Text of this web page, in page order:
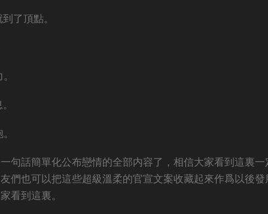
了頂點。
句話簡單化公布戀情的全部内容了，相信大家看到這裏一
們也可以把這些超級溫柔的官宣文案收藏起來作爲以後發
看到這裏。